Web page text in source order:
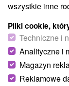
wszystkie inne
Pliki cookie,
Techniczne i
Analityczne i
Magazyn
Reklamowe